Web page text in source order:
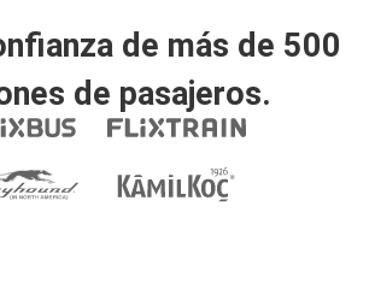
de más de 500
de pasajeros.